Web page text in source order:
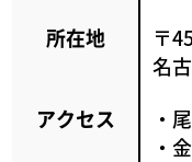
所在地
〒
名
アクセス
・
・